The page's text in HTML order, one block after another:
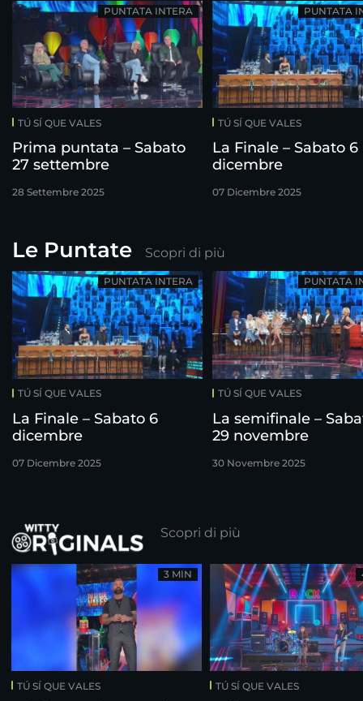
TÚ SÍ QUE VALES
Prima puntata – Sabato
27 settembre
28 Settembre 2025
PUNTATA INTERA
TÚ SÍ QUE VALES
La Finale – Sabato 6
dicembre
07 Dicembre 2025
PUNTATA
Le Puntate Scopri di più
TÚ SÍ QUE VALES
La Finale – Sabato 6
dicembre
07 Dicembre 2025
PUNTATA INTERA
TÚ SÍ QUE VALES
La semifinale –
29 novembre
30 Novembre 2025
PUNTATA
Scopri di più
TÚ SÍ QUE VALES
3 MIN
TÚ SÍ QUE VALES